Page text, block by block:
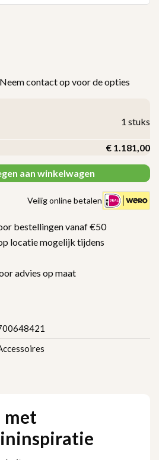
contact op voor de opties
1 stuks
€ 1.181,00
aan winkelwagen
Veilig online betalen
bestellingen vanaf €50
locatie mogelijk tijdens
advies op maat
met